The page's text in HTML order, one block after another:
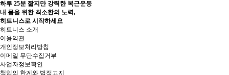
하루 25분 짧지만 강력한 복근운동
내 몸을 위한 최소한의 노력,
히트니스로 시작하세요
히트니스 소개
이용약관
개인정보처리방침
이메일 무단수집거부
사업자정보확인
책임의 한계와 법적고지